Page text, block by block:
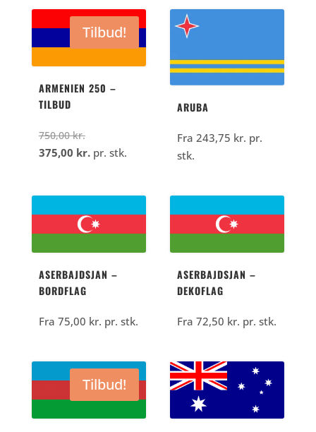
kr..
Tilbud!
ARMENIEN 250 –
TILBUD
750,00kr.Den
oprindelige
kr..
375,00 kr.Den
375,00
pr. stk.
ARUBA
Fra243,75 kr. pr.
stk.
ASERBAJDSJAN –
BORDFLAG
Fra 75,00 kr. pr. stk.
ASERBAJDSJAN –
DEKOFLAG
Fra72,50 kr. pr. stk.
Tilbud!